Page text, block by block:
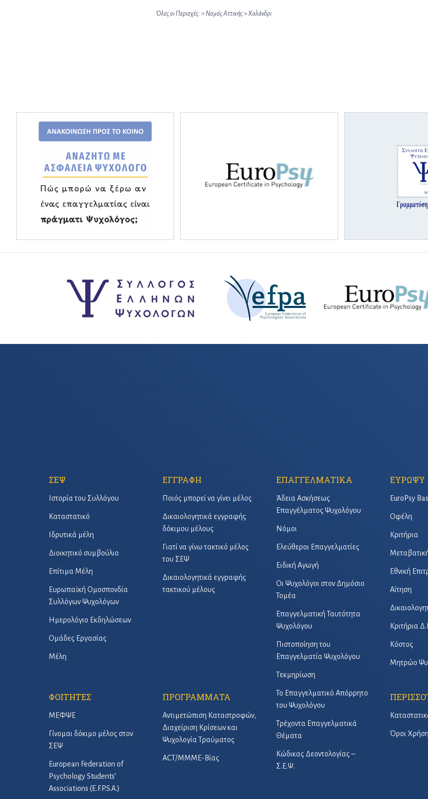
Όλες οι Περιοχές:> Νομός Αττικής>Χαλάνδρι
ΣΕΨ
Ιστορία του Συλλόγου
Καταστατικό
Ιδρυτικά μέλη
Διοικητικό συμβούλιο
Επίτιμα Μέλη
Ευρωπαϊκή Ομοσπονδία
Συλλόγων Ψυχολόγων
Ημερολόγιο Εκδηλώσεων
Ομάδες Εργασίας
Μέλη
ΕΓΓΡΑΦΗ
Ποιός μπορεί να γίνει μέλος
Δικαιολογητικά εγγραφής
δόκιμου μέλους
Γιατί να γίνω τακτικό μέλος
του ΣΕΨ
Δικαιολογητικά εγγραφής
τακτικού μέλους
ΕΠΑΓΓΕΛΜΑΤΙΚΑ
Άδεια Ασκήσεως
Επαγγέλματος Ψυχολόγου
Νόμοι
Ελεύθεροι Επαγγελματίες
Ειδική Αγωγή
Οι Ψυχολόγοι στον Δημόσιο
Τομέα
Επαγγελματική Ταυτότητα
Ψυχολόγου
Πιστοποίηση του
Επαγγελματία Ψυχολόγου
Τεκμηρίωση
Το Επαγγελματικό Απόρρητο
του Ψυχολόγου
Τρέχοντα Επαγγελματικά
Θέματα
Κώδικας Δεοντολογίας –
Σ.Ε.Ψ.
ΕΥΡΩΨΥ
EuroPsy
Οφέλη
Κριτήρια
Εθνική
Αίτηση
Κριτήρια
Κόστος
Μητρώο
ΦΟΙΤΗΤΕΣ
ΜΕΦΨΕ
Γίνομαι δόκιμο μέλος στον
ΣΕΨ
European Federation of
Psychology Students’
Associations (E.F.P.S.A.)
ΠΡΟΓΡΑΜΜΑΤΑ
Αντιμετώπιση Καταστροφών,
Διαχείριση Κρίσεων και
Ψυχολογία Τραύματος
ACT/ΜΜΜΕ-Βίας
Όροι